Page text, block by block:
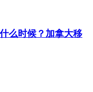
么时候？加拿大移